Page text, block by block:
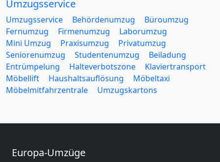
Umzugsservice
Umzugsservice Behördenumzug
Büroumzug
Fernumzug
Firmenumzug
Laborumzug
Mini Umzug
Praxisumzug
Privatumzug
Seniorenumzug
Studentenumzug
Beiladung
Entrümpelung
Halteverbotszone
Klaviertransport
Möbellift
Haushaltsauflösung
Möbeltaxi
Möbelmitfahrzentrale
Umzugskartons
Europa-Umzüge